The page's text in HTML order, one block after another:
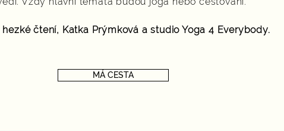
čtení, Katka Prýmková a studio Yoga 4 Everybody.
MÁ CESTA